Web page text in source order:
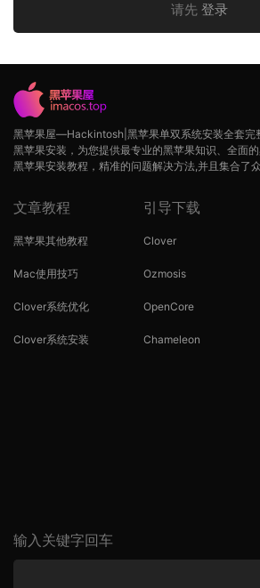
请先 登录
黑苹果屋—Hackintosh|黑苹果单双系统安装全套完
黑苹果安装，为您提供最专业的黑苹果知识、全面
黑苹果安装教程，精准的问题解决方法,并且集合了
文章教程
黑苹果其他教程
Mac使用技巧
Clover系统优化
Clover系统安装
引导下载
Clover
Ozmosis
OpenCore
Chameleon
输入关键字回车